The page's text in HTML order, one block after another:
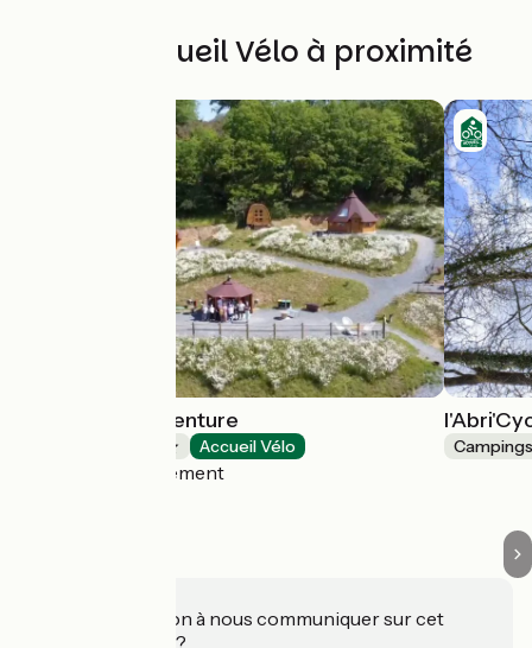
Autres Accueil Vélo à proximité
Camping Kotaventure
Accueil Vélo
Le Mesnil-Villement
Une information à nous communiquer sur cet
établissement ?